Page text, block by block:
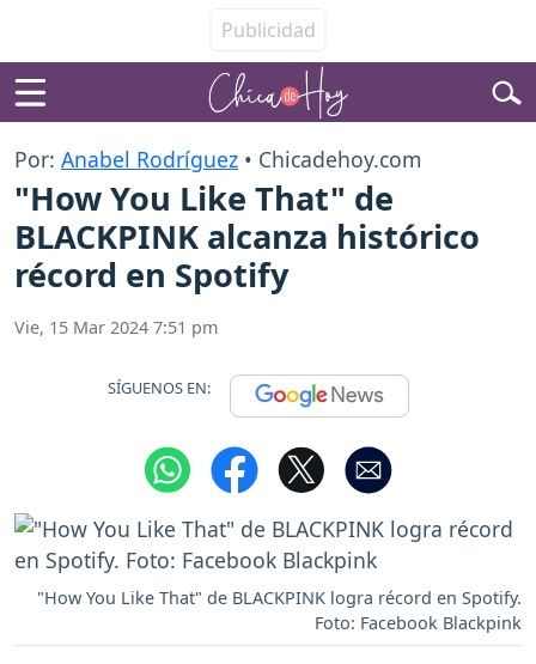
Por: Anabel Rodríguez • Chicadehoy.com
"How You Like That" de
BLACKPINK alcanza histórico
récord en Spotify
Vie, 15 Mar 2024 7:51 pm
SÍGUENOS EN:
"How You Like That" de BLACKPINK logra récord en Spotify.
Foto: Facebook Blackpink